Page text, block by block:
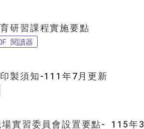
研習課程實施要點
閱讀器
製須知-111年7月更新
實習委員會設置要點- 115年3